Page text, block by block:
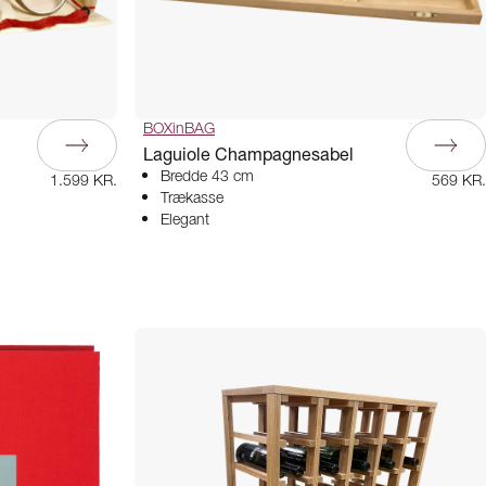
1.599 KR.
BOXinBAG
Laguiole Champagnesabel
Bredde 43 cm
Trækasse
Elegant
569 KR.